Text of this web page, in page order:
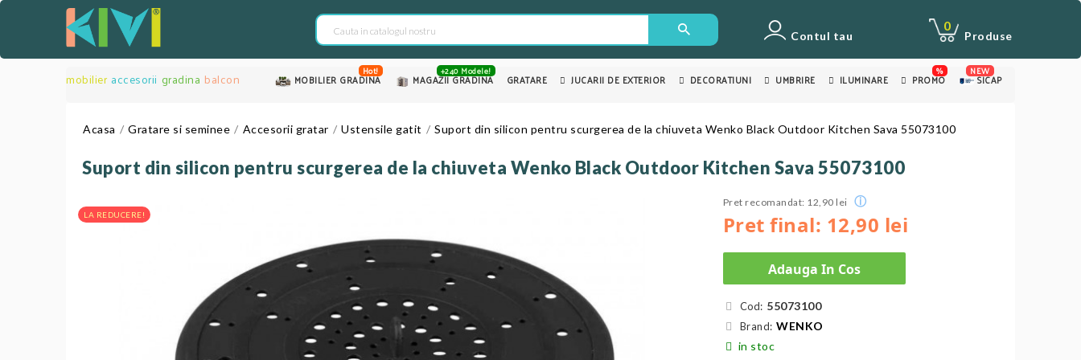
Contul tau Produse
0
mobilier accesorii gradina balcon MOBILIER GRADINA
Hot!
MAGAZII GRADINA
+240 Modele!
GRATARE JUCARII DE EXTERIOR DECORATIUNI UMBRIRE ILUMINARE PROMO
%
SICAP
NEW
Acasa Gratare si seminee Accesorii gratar Ustensile gatit Suport din silicon pentru scurgerea de la chiuveta Wenko Black Outdoor Kitchen Sava 55073100
Suport din silicon pentru scurgerea de la chiuveta Wenko Black Outdoor Kitchen Sava 55073100
LA REDUCERE! Pret final: 12,90 lei
Pret recomandat: 12,90 lei ⓘ
Adauga In Cos
Cod: 55073100
Brand: WENKO
in stoc